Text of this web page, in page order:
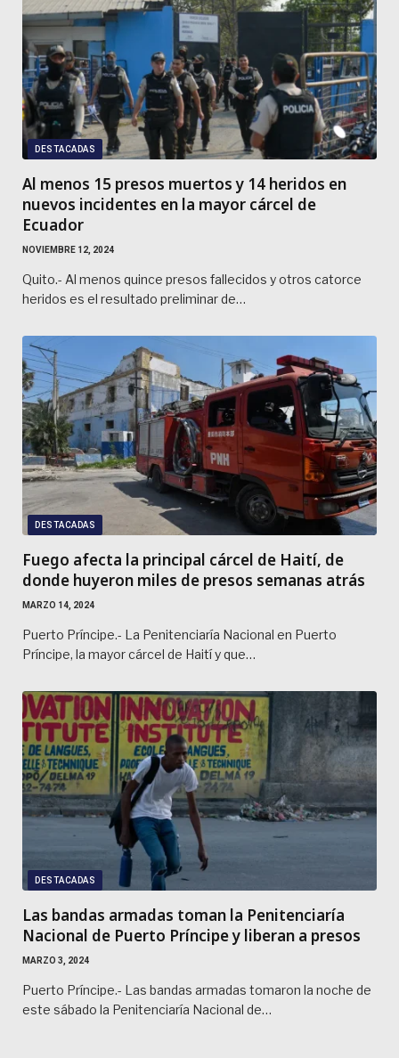
DESTACADAS
Al menos 15 presos muertos y 14 heridos en
nuevos incidentes en la mayor cárcel de
Ecuador
NOVIEMBRE 12, 2024
Quito.- Al menos quince presos fallecidos y otros catorce
heridos es el resultado preliminar de…
DESTACADAS
Fuego afecta la principal cárcel de Haití, de
donde huyeron miles de presos semanas atrás
MARZO 14, 2024
Puerto Príncipe.- La Penitenciaría Nacional en Puerto
Príncipe, la mayor cárcel de Haití y que…
DESTACADAS
Las bandas armadas toman la Penitenciaría
Nacional de Puerto Príncipe y liberan a presos
MARZO 3, 2024
Puerto Príncipe.- Las bandas armadas tomaron la noche de
este sábado la Penitenciaría Nacional de…